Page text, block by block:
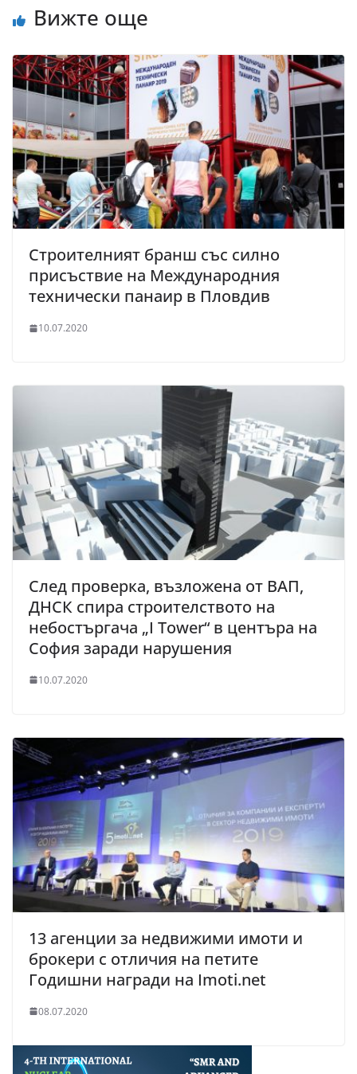
Вижте още
Строителният бранш със силно
присъствие на Международния
технически панаир в Пловдив
10.07.2020
След проверка, възложена от ВАП,
ДНСК спира строителството на
небостъргача „I Tower“ в центъра на
София заради нарушения
10.07.2020
13 агенции за недвижими имоти и
брокери с отличия на петите
Годишни награди на Imoti.net
08.07.2020